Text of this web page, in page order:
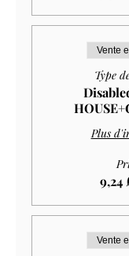
Vente
Type
Plus
9,24
Vente